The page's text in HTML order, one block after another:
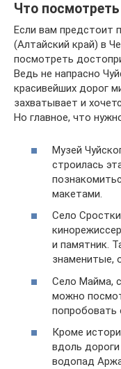
Что
Если вам предстоит
(Алтайский край) в
посмотреть
Ведь не напрасно
красивейших дорог
захватывает и
Но главное, что
Музей
строилась
макетами.
Село
и памятник.
знаменитые,
Село Майма,
можно
попробовать
Кроме
вдоль
водопад